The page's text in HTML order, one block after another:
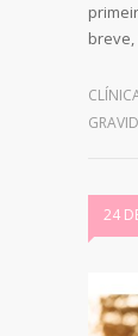
breve,
24